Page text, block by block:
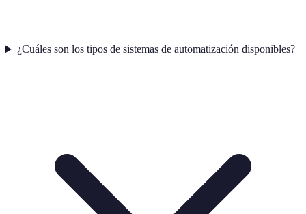
¿Cuáles son los tipos de sistemas de automatización disponibles?